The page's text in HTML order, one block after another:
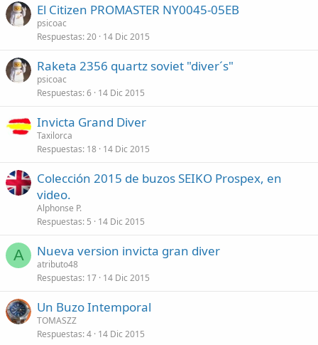
El Citizen PROMASTER NY0045-05EB
psicoac
Respuestas 20 14 Dic 2015
Raketa 2356 quartz soviet "diver´s"
psicoac
Respuestas 6 14 Dic 2015
Invicta Grand Diver
Taxilorca
Respuestas 18 14 Dic 2015
Colección 2015 de buzos SEIKO Prospex, en
video.
Alphonse P.
Respuestas 5 14 Dic 2015
A Nueva version invicta gran diver
atributo48
Respuestas 17 14 Dic 2015
Un Buzo Intemporal
TOMASZZ
Respuestas 4 14 Dic 2015